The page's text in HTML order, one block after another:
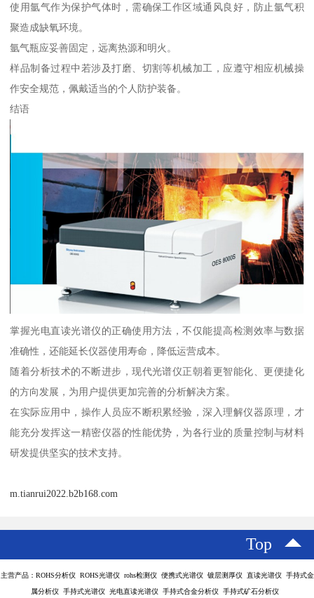
使用氩气作为保护气体时，需确保工作区域通风良好，防止氩气积
聚造成缺氧环境。
氩气瓶应妥善固定，远离热源和明火。
样品制备过程中若涉及打磨、切割等机械加工，应遵守相应机械操
作安全规范，佩戴适当的个人防护装备。
结语
掌握光电直读光谱仪的正确使用方法，不仅能提高检测效率与数据
准确性，还能延长仪器使用寿命，降低运营成本。
随着分析技术的不断进步，现代光谱仪正朝着更智能化、更便捷化
的方向发展，为用户提供更加完善的分析解决方案。
在实际应用中，操作人员应不断积累经验，深入理解仪器原理，才
能充分发挥这一精密仪器的性能优势，为各行业的质量控制与材料
研发提供坚实的技术支持。
m.tianrui2022.b2b168.com
Top
主营产品：ROHS分析仪 ROHS光谱仪 rohs检测仪 便携式光谱仪 镀层测厚仪 直读光谱仪 手持式金
属分析仪 手持式光谱仪 光电直读光谱仪 手持式合金分析仪 手持式矿石分析仪